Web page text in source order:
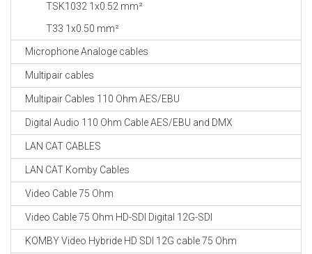
TSK1032 1x0.52 mm²
T33 1x0.50 mm²
Microphone Analoge cables
Multipair cables
Multipair Cables 110 Ohm AES/EBU
Digital Audio 110 Ohm Cable AES/EBU and DMX
LAN CAT CABLES
LAN CAT Komby Cables
Video Cable 75 Ohm
Video Cable 75 Ohm HD-SDI Digital 12G-SDI
KOMBY Video Hybride HD SDI 12G cable 75 Ohm